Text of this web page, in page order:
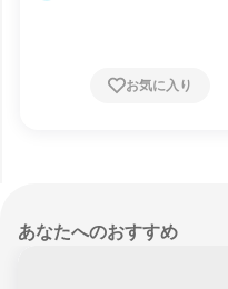
お気に入り
あなたへのおすすめ